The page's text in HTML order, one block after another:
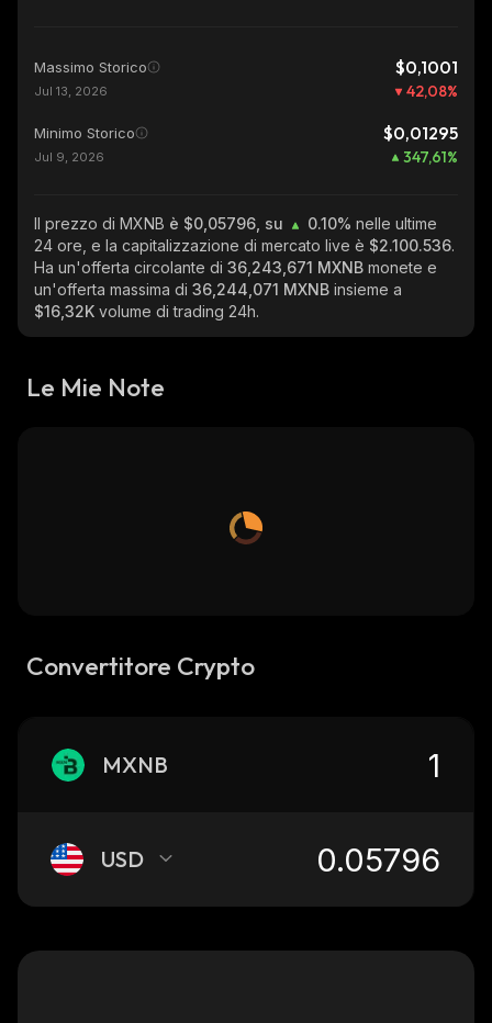
Massimo Storico $0,1001
Jul 13, 2026 42,08%
Minimo Storico $0,01295
Jul 9, 2026 347,61%
Il prezzo di MXNB è $0,05796, su 0.10% nelle ultime
24 ore, e la capitalizzazione di mercato live è $2.100.536.
Ha un'offerta circolante di 36,243,671 MXNB monete e
un'offerta massima di 36,244,071 MXNB insieme a
$16,32K volume di trading 24h.
Le Mie Note
Convertitore Crypto
MXNB
USD